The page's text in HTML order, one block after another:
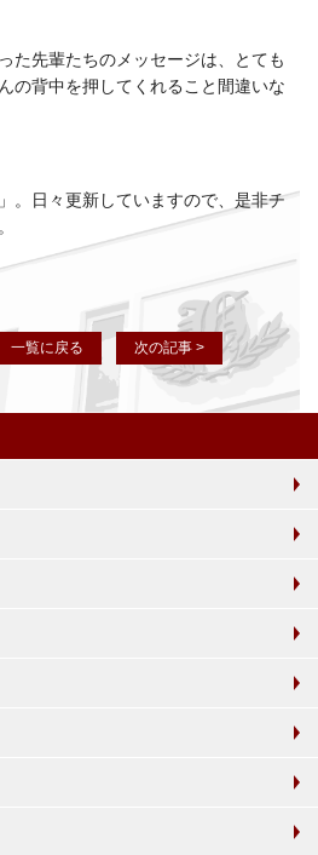
た先輩たちのメッセージは、とても
の背中を押してくれること間違いな
。日々更新していますので、是非チ
一覧に戻る 次の記事 >